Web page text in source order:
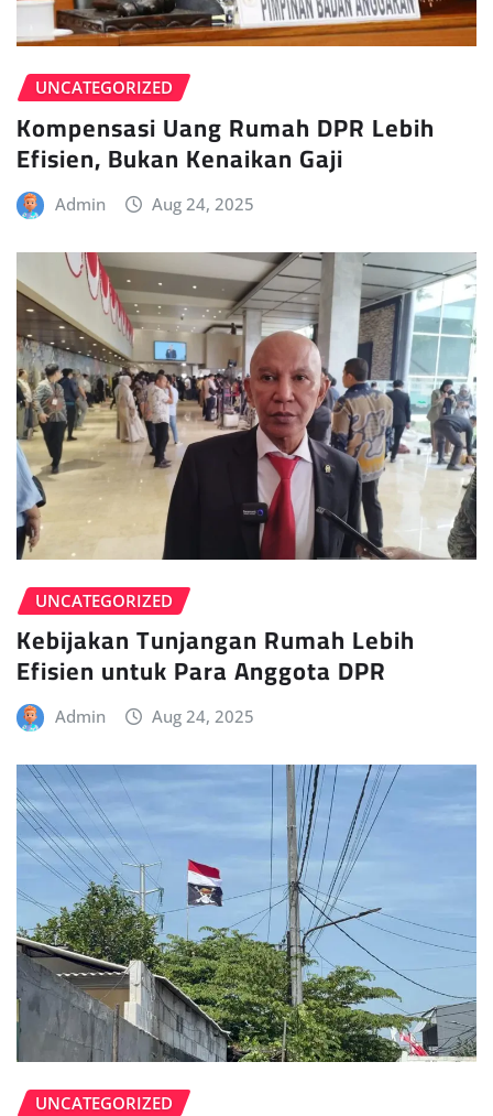
UNCATEGORIZED
Kompensasi Uang Rumah DPR Lebih
Efisien, Bukan Kenaikan Gaji
Admin Aug 24, 2025
UNCATEGORIZED
Kebijakan Tunjangan Rumah Lebih
Efisien untuk Para Anggota DPR
Admin Aug 24, 2025
UNCATEGORIZED